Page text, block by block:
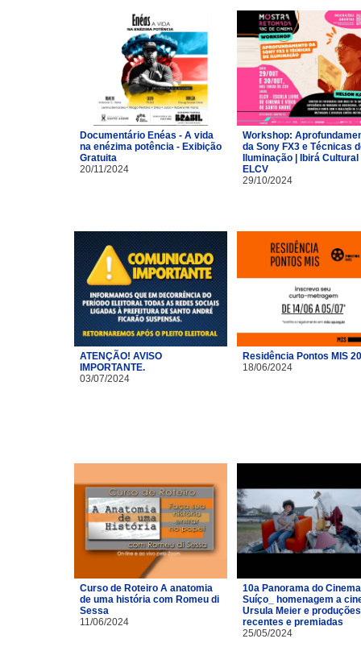
Documentário Enéas - A vida
na enézima potência - Exibição
Gratuita
20/11/2024
Workshop:
da Sony FX3 e Técnicas
Iluminação | Ibirá Cultural
ELCV
29/10/2024
ATENÇÃO! AVISO
IMPORTANTE.
03/07/2024
Residência Pontos MIS
18/06/2024
Curso de Roteiro A anatomia
de uma história com Romeu di
Sessa
11/06/2024
10a Panorama do Cinema
Suíço_ homenagem a
Ursula Meier e produções
recentes e premiadas
25/05/2024